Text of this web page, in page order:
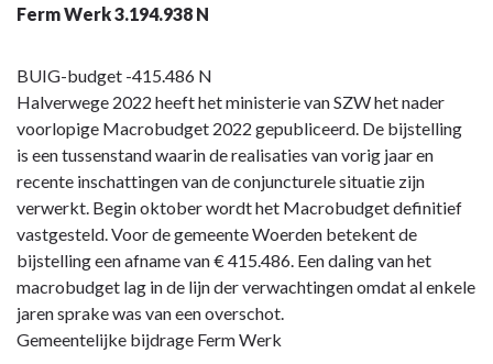
Terug
Toelichting
Ferm Werk 3.194.938 N
BUIG-budget -415.486 N
Halverwege 2022 heeft het ministerie van SZW het nader
voorlopige Macrobudget 2022 gepubliceerd. De bijstelling
is een tussenstand waarin de realisaties van vorig jaar en
recente inschattingen van de conjuncturele situatie zijn
verwerkt. Begin oktober wordt het Macrobudget definitief
vastgesteld. Voor de gemeente Woerden betekent de
bijstelling een afname van € 415.486. Een daling van het
macrobudget lag in de lijn der verwachtingen omdat al enkele
jaren sprake was van een overschot.
Gemeentelijke bijdrage Ferm Werk